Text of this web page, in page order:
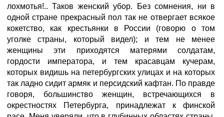
лохмотья!.. Таков женский убор. Без сомнения, ни в
одной стране прекрасный пол так не отвергает всякое
кокетство, как крестьянки в России (говорю о том
уголке страны, который видел); и тем не менее
женщины эти приходятся матерями солдатам,
гордости императора, и тем красавцам кучерам,
которых видишь на петербургских улицах и на которых
так ладно сидит армяк и персидский кафтан. По правде
говоря, большинство женщин, встречающихся в
окрестностях Петербурга, принадлежат к финской